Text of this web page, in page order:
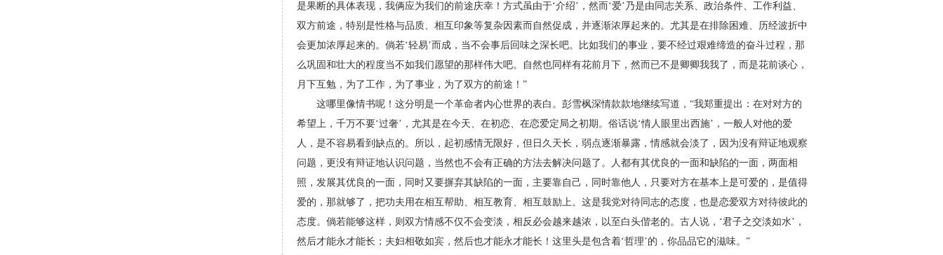
是果断的具体表现，我俩应为我们的前途庆幸！方式虽由于‘介绍’，然而‘爱’乃是由同志关系、政治条件、工作利益、
双方前途，特别是性格与品质、相互印象等复杂因素而自然促成，并逐渐浓厚起来的。尤其是在排除困难、历经波折中
会更加浓厚起来的。倘若‘轻易’而成，当不会事后回味之深长吧。比如我们的事业，要不经过艰难缔造的奋斗过程，那
么巩固和壮大的程度当不如我们愿望的那样伟大吧。自然也同样有花前月下，然而已不是卿卿我我了，而是花前谈心，
月下互勉，为了工作，为了事业，为了双方的前途！”
这哪里像情书呢！这分明是一个革命者内心世界的表白。彭雪枫深情款款地继续写道，“我郑重提出：在对对方的
希望上，千万不要‘过奢’，尤其是在今天、在初恋、在恋爱定局之初期。俗话说‘情人眼里出西施’，一般人对他的爱
人，是不容易看到缺点的。所以，起初感情无限好，但日久天长，弱点逐渐暴露，情感就会淡了，因为没有辩证地观察
问题，更没有辩证地认识问题，当然也不会有正确的方法去解决问题了。人都有其优良的一面和缺陷的一面，两面相
照，发展其优良的一面，同时又要摒弃其缺陷的一面，主要靠自己，同时靠他人，只要对方在基本上是可爱的，是值得
爱的，那就够了，把功夫用在相互帮助、相互教育、相互鼓励上。这是我党对待同志的态度，也是恋爱双方对待彼此的
态度。倘若能够这样，则双方情感不仅不会变淡，相反必会越来越浓，以至白头偕老的。古人说，‘君子之交淡如水’，
然后才能永才能长；夫妇相敬如宾，然后也才能永才能长！这里头是包含着‘哲理’的，你品品它的滋味。”